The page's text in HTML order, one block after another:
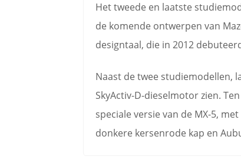
Het tweede en laatste
de komende ontwerpen van
designtaal, die in 2012
Naast de twee studiemodellen,
SkyActiv-D-dieselmotor zien.
speciale versie van de MX-5,
donkere kersenrode kap en